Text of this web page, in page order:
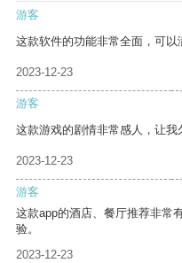
游客
这款软件的功能非常全面，可以
2023-12-23
游客
这款游戏的剧情非常感人，让我
2023-12-23
游客
这款app的酒店、餐厅推荐非常
验。
2023-12-23